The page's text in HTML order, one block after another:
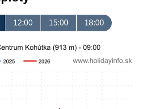
12:00 15:00 18:00